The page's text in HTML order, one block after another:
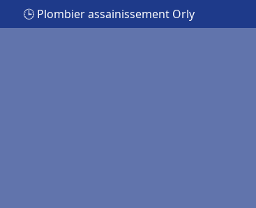
🕒 Plombier assainissement Orly